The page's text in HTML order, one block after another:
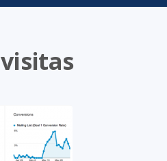
visitas